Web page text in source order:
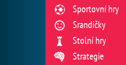
Sportovní hry
Srandičky
Stolní hry
Strategie